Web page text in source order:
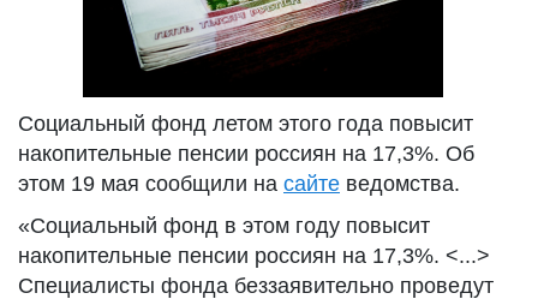
Социальный фонд летом этого года повысит
накопительные пенсии россиян на 17,3%. Об
этом 19 мая сообщили на сайте ведомства.
«Социальный фонд в этом году повысит
накопительные пенсии россиян на 17,3%. <...>
Специалисты фонда беззаявительно проведут